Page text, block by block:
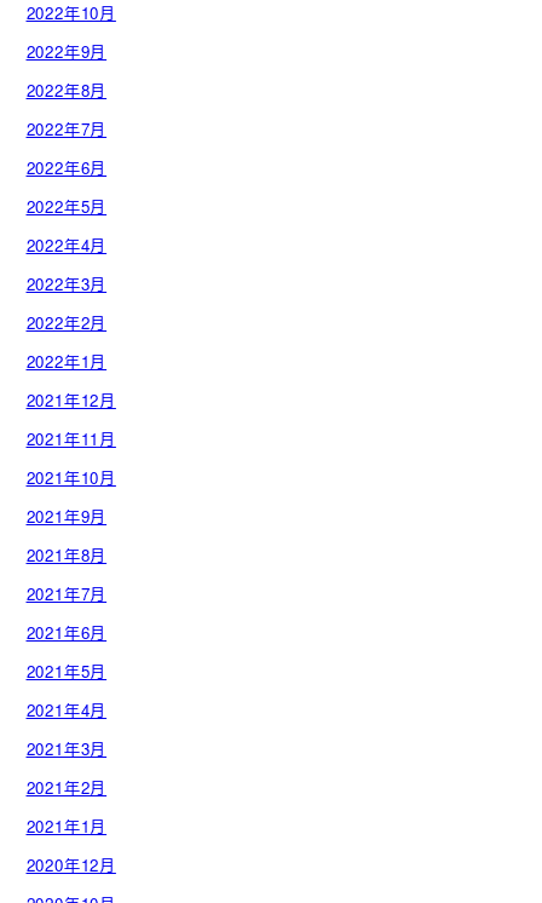
2022年10月
2022年9月
2022年8月
2022年7月
2022年6月
2022年5月
2022年4月
2022年3月
2022年2月
2022年1月
2021年12月
2021年11月
2021年10月
2021年9月
2021年8月
2021年7月
2021年6月
2021年5月
2021年4月
2021年3月
2021年2月
2021年1月
2020年12月